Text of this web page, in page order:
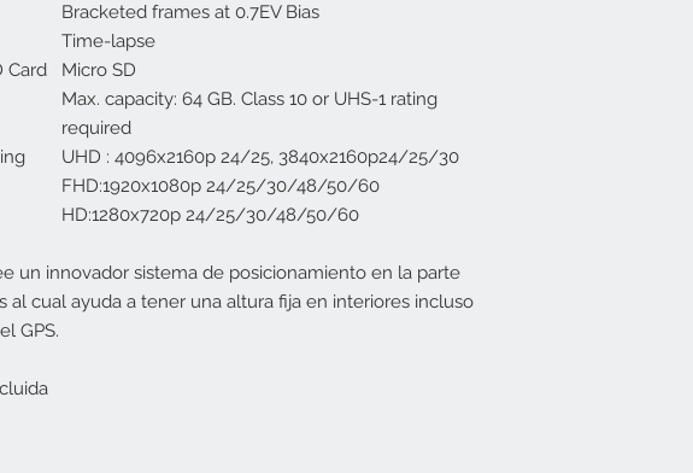
Bracketed frames at 0.7EV Bias
Time-lapse
Card
Micro SD
Max. capacity: 64 GB. Class 10 or UHS-1 rating
required
UHD : 4096x2160p 24/25, 3840x2160p24/25/30
FHD:1920x1080p 24/25/30/48/50/60
HD:1280x720p 24/25/30/48/50/60
un innovador sistema de posicionamiento en la parte
al cual ayuda a tener una altura fija en interiores incluso
GPS.